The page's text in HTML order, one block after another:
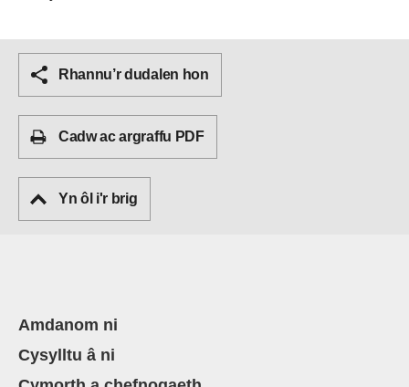
Rhannu’r dudalen hon
Cadw ac argraffu PDF
Yn ôl i'r brig
Amdanom ni
Cysylltu â ni